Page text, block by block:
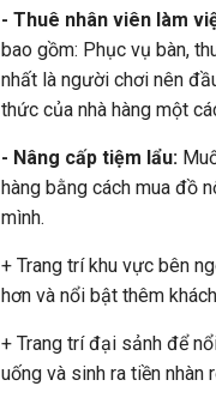
- Thuê nhân viên làm
bao gồm: Phục vụ bàn,
nhất là người chơi nên
thức của nhà hàng một
- Nâng cấp tiệm lẩu:
hàng bằng cách mua đồ
mình.
+ Trang trí khu vực bên
hơn và nổi bật thêm
+ Trang trí đại sảnh để
uống và sinh ra tiền nhàn